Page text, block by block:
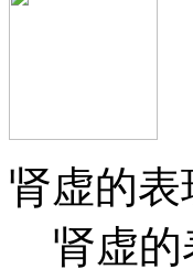
肾虚的表
肾虚